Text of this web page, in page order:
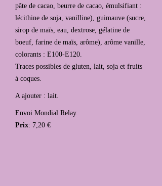
pâte de cacao, beurre de cacao, émulsifiant :
lécithine de soja, vanilline), guimauve (sucre,
sirop de maïs, eau, dextrose, gélatine de
boeuf, farine de maïs, arôme), arôme vanille,
colorants : E100-E120.
Traces possibles de gluten, lait, soja et fruits
à coques.
A ajouter : lait.
Envoi Mondial Relay.
Prix: 7,20 €